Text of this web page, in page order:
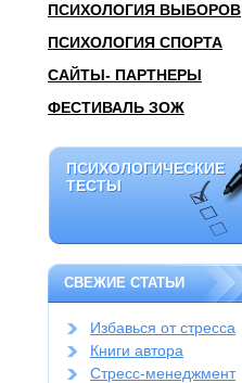
ПСИХОЛОГИЯ ВЫБОРОВ
ПСИХОЛОГИЯ СПОРТА
САЙТЫ- ПАРТНЕРЫ
ФЕСТИВАЛЬ ЗОЖ
ПСИХОЛОГИЧЕСКИЕ
ТЕСТЫ
ПСИХОЛОГИЧЕСКИЕ
ТЕСТЫ
СВЕЖИЕ СТАТЬИ
Избавься от стресса
Книги автора
Стресс-менеджмент